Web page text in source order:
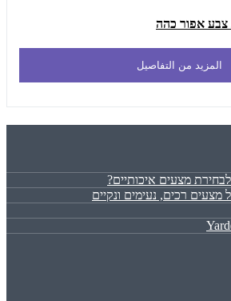
צבע אפור כהה
المزيد من التفاصيل
מצעים איכותיים?
רכים, נעימים ונקיים